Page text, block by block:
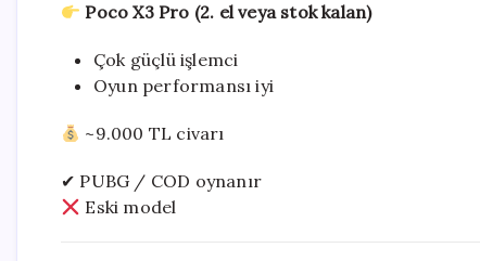
Poco X3 Pro (2. el veya stok kalan)
Çok güçlü işlemci
Oyun performansı iyi
~9.000 TL civarı
✔ PUBG / COD oynanır
Eski model